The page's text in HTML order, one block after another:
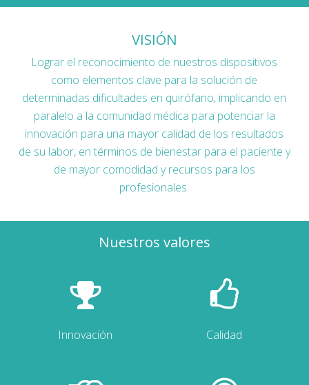
VISIÓN
Lograr el reconocimiento de nuestros dispositivos
como elementos clave para la solución de
determinadas dificultades en quirófano, implicando en
paralelo a la comunidad médica para potenciar la
innovación para una mayor calidad de los resultados
de su labor, en términos de bienestar para el paciente y
de mayor comodidad y recursos para los
profesionales.
Nuestros valores
Innovación Calidad